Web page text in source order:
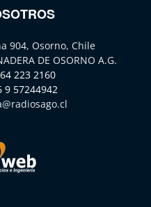
904, Osorno, Chile
DE OSORNO A.G.
223 2160
9 57244942